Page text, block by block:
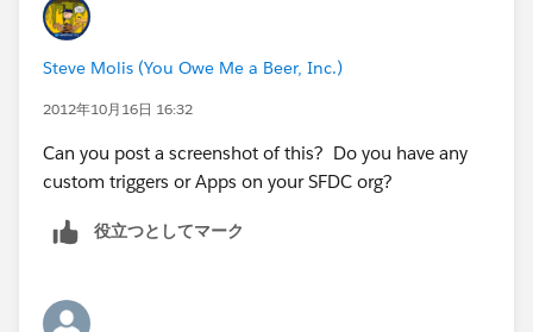
Steve Molis (You Owe Me a Beer, Inc.)
2012年10月16日 16:32
Can you post a screenshot of this? Do you have any
custom triggers or Apps on your SFDC org?
役立つとしてマーク